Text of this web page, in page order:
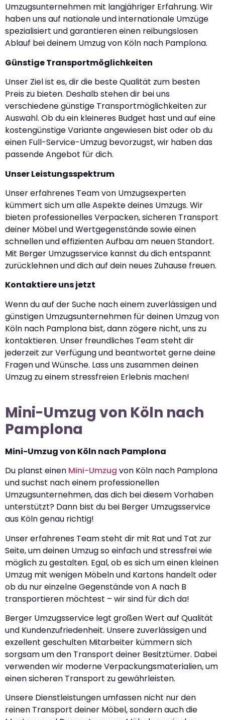
Umzugsunternehmen mit langjähriger Erfahrung. Wir
haben uns auf nationale und internationale Umzüge
spezialisiert und garantieren einen reibungslosen
Ablauf bei deinem Umzug von Köln nach Pamplona.
Günstige Transportmöglichkeiten
Unser Ziel ist es, dir die beste Qualität zum besten
Preis zu bieten. Deshalb stehen dir bei uns
verschiedene günstige Transportmöglichkeiten zur
Auswahl. Ob du ein kleineres Budget hast und auf eine
kostengünstige Variante angewiesen bist oder ob du
einen Full-Service-Umzug bevorzugst, wir haben das
passende Angebot für dich.
Unser Leistungsspektrum
Unser erfahrenes Team von Umzugsexperten
kümmert sich um alle Aspekte deines Umzugs. Wir
bieten professionelles Verpacken, sicheren Transport
deiner Möbel und Wertgegenstände sowie einen
schnellen und effizienten Aufbau am neuen Standort.
Mit Berger Umzugsservice kannst du dich entspannt
zurücklehnen und dich auf dein neues Zuhause freuen.
Kontaktiere uns jetzt
Wenn du auf der Suche nach einem zuverlässigen und
günstigen Umzugsunternehmen für deinen Umzug von
Köln nach Pamplona bist, dann zögere nicht, uns zu
kontaktieren. Unser freundliches Team steht dir
jederzeit zur Verfügung und beantwortet gerne deine
Fragen und Wünsche. Lass uns zusammen deinen
Umzug zu einem stressfreien Erlebnis machen!
Mini-Umzug von Köln nach
Pamplona
Mini-Umzug von Köln nach Pamplona
Du planst einen Mini-Umzug von Köln nach Pamplona
und suchst nach einem professionellen
Umzugsunternehmen, das dich bei diesem Vorhaben
unterstützt? Dann bist du bei Berger Umzugsservice
aus Köln genau richtig!
Unser erfahrenes Team steht dir mit Rat und Tat zur
Seite, um deinen Umzug so einfach und stressfrei wie
möglich zu gestalten. Egal, ob es sich um einen kleinen
Umzug mit wenigen Möbeln und Kartons handelt oder
ob du nur einzelne Gegenstände von A nach B
transportieren möchtest – wir sind für dich da!
Berger Umzugsservice legt großen Wert auf Qualität
und Kundenzufriedenheit. Unsere zuverlässigen und
exzellent geschulten Mitarbeiter kümmern sich
sorgsam um den Transport deiner Besitztümer. Dabei
verwenden wir moderne Verpackungsmaterialien, um
einen sicheren Transport zu gewährleisten.
Unsere Dienstleistungen umfassen nicht nur den
reinen Transport deiner Möbel, sondern auch die